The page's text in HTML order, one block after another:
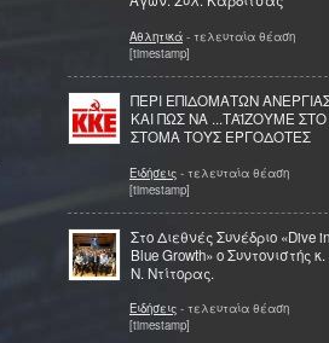
Αθλητικά - τελευταία θέαση
[timestamp]
ΠΕΡΙ ΕΠΙΔΟΜΑΤΩΝ
ΚΑΙ ΠΩΣ ΝΑ ...ΤΑΪΖΟΥΜΕ ΣΤΟ
ΣΤΟΜΑ ΤΟΥΣ ΕΡΓΟΔΟΤΕΣ
Ειδήσεις - τελευταία θέαση
[timestamp]
Στο Διεθνές Συνέδριο «Dive in
Blue Growth» ο Συντονιστής κ.
Ν. Ντίτορας.
Ειδήσεις - τελευταία θέαση
[timestamp]